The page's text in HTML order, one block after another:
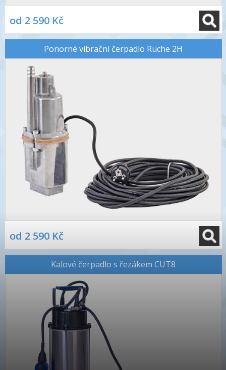
od 2 590 Kč
Ponorné vibrační čerpadlo Ruche 2H
od 2 590 Kč
Kalové čerpadlo s řezákem CUT8